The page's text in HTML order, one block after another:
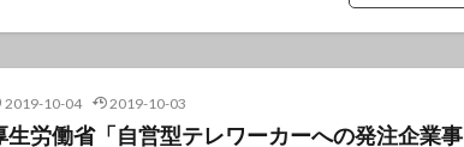
2019-10-04 2019-10-03
生労働省「自営型テレワーカーへの発注企業事